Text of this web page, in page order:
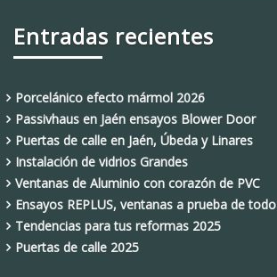
Entradas recientes
Porcelánico efecto mármol 2026
Passivhaus en Jaén ensayos Blower Door
Puertas de calle en Jaén, Úbeda y Linares
Instalación de vidrios Grandes
Ventanas de Aluminio con corazón de PVC
Ensayos REPLUS, ventanas a prueba de todo
Tendencias para tus reformas 2025
Puertas de calle 2025